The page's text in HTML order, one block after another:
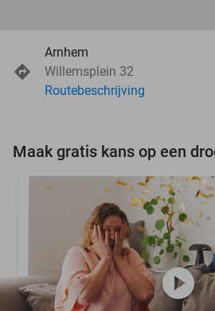
Arnhem
Willemsplein 32
Routebeschrijving
play_circle